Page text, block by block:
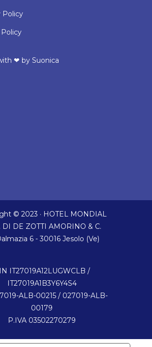
Policy
❤ by Suonica
© 2023 · HOTEL MONDIAL
DI DE ZOTTI AMORINO & C.
6 - 30016 Jesolo (Ve)
IT27019A12LUGWCLB /
IT27019A1B3Y6Y4S4
ALB-00215 / 027019-ALB-
00179
P.IVA 03502270279